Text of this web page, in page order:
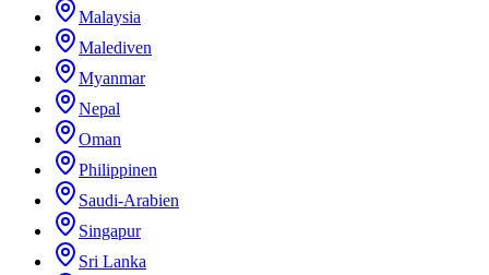
Malaysia
Malediven
Myanmar
Nepal
Oman
Philippinen
Saudi-Arabien
Singapur
Sri Lanka